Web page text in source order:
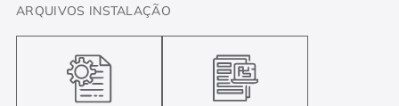
ARQUIVOS INSTALAÇÃO